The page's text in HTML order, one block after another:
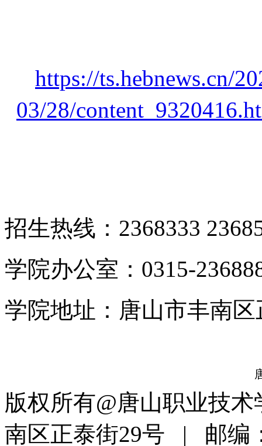
https://ts.hebnews.cn/
03/28/
招生热线：2368333
学院办公室：0315-
学院地址：唐山市丰南区
版权所有@唐山职业技
南区正泰街29号 | 邮